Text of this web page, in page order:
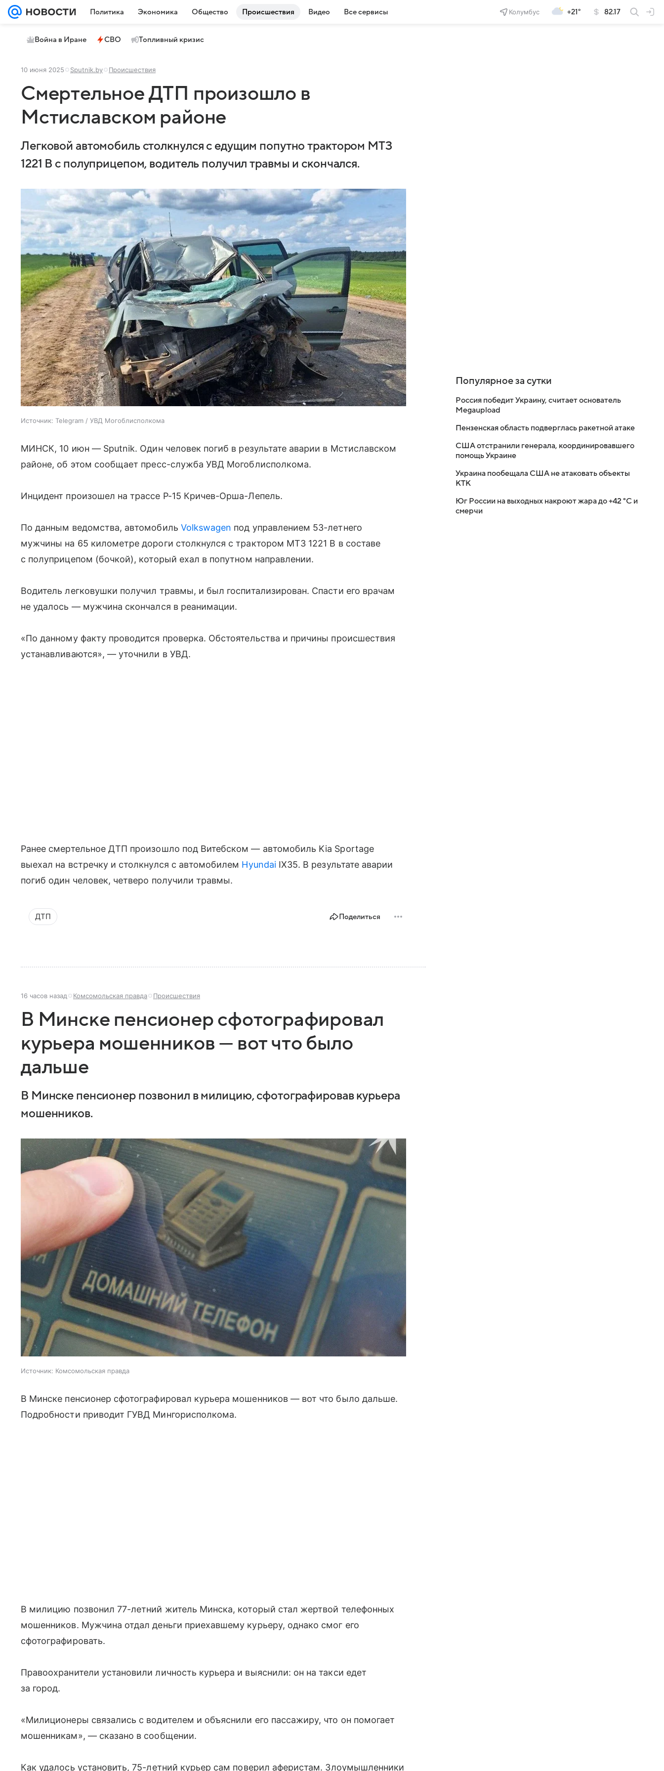
Политика Экономика Общество Происшествия Видео Все сервисы Колумбус +21° 82.17
Война в Иране СВО Топливный кризис
10 июня 2025 Sputnik.by Происшествия
Смертельное ДТП произошло в
Мстиславском районе
Легковой автомобиль столкнулся с едущим попутно трактором МТЗ
1221 В с полуприцепом, водитель получил травмы и скончался.
Источник: Telegram / УВД Могоблисполкома
МИНСК, 10 июн — Sputnik. Один человек погиб в результате аварии в Мстиславском
районе, об этом сообщает пресс-служба УВД Могоблисполкома.
Инцидент произошел на трассе Р-15 Кричев-Орша-Лепель.
По данным ведомства, автомобиль Volkswagen под управлением 53-летнего
мужчины на 65 километре дороги столкнулся с трактором МТЗ 1221 В в составе
с полуприцепом (бочкой), который ехал в попутном направлении.
В️одитель легковушки получил травмы, и был госпитализирован. Спасти его врачам
не удалось — мужчина скончался в реанимации.
«По данному факту проводится проверка. Обстоятельства и причины происшествия
устанавливаются», — уточнили в УВД.
Ранее смертельное ДТП произошло под Витебском — автомобиль Kia Sportage
выехал на встречку и столкнулся с автомобилем HyundaiIX35. В результате аварии
погиб один человек, четверо получили травмы.
ДТП Поделиться
16 часов назад Комсомольская правда Происшествия
В Минске пенсионер сфотографировал
курьера мошенников — вот что было
дальше
В Минске пенсионер позвонил в милицию, сфотографировав курьера
мошенников.
Источник: Комсомольская правда
В Минске пенсионер сфотографировал курьера мошенников — вот что было дальше.
Подробности приводит ГУВД Мингорисполкома.
В милицию позвонил 77-летний житель Минска, который стал жертвой телефонных
мошенников. Мужчина отдал деньги приехавшему курьеру, однако смог его
сфотографировать.
Правоохранители установили личность курьера и выяснили: он на такси едет
за город.
«Милиционеры связались с водителем и объяснили его пассажиру, что он помогает
мошенникам», — сказано в сообщении.
Как удалось установить, 75-летний курьер сам поверил аферистам. Злоумышленники
Популярное за сутки
Россия победит Украину, считает основатель
Megaupload
Пензенская область подверглась ракетной атаке
США отстранили генерала, координировавшего
помощь Украине
Украина пообещала США не атаковать объекты
КТК
Юг России на выходных накроют жара до +42 °C и
смерчи